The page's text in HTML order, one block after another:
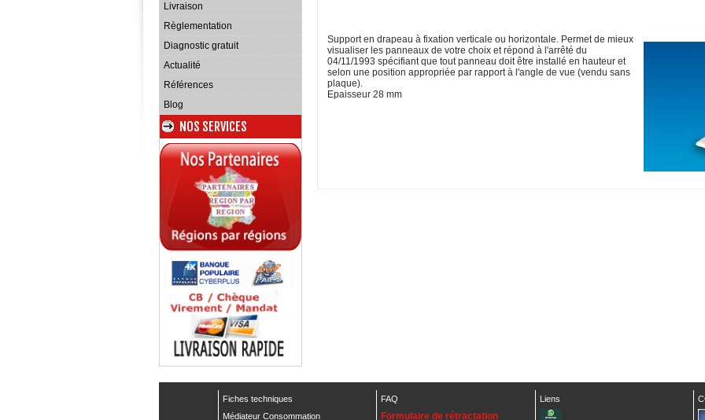
Livraison
Règlementation
Diagnostic gratuit
Actualité
Références
Blog
NOS SERVICES
Support en drapeau à fixation verticale ou horizontale. Permet de mieux
visualiser les panneaux de votre choix et répond à l'arrêté du
04/11/1993 spécifiant que tout panneau doit être installé en hauteur et
selon une position appropriée par rapport à l'angle de vue (vendu sans
plaque).
Epaisseur 28 mm
Fiches techniques FAQ Liens
Médiateur Consommation
Formulaire de rétractation